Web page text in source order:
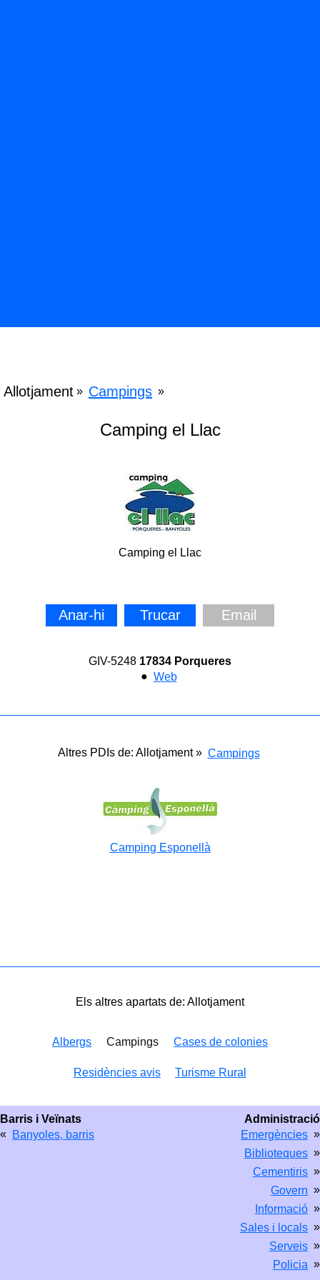
Allotjament » Campings »
Camping el Llac
Camping el Llac
Anar-hi Trucar Email
GIV-5248 17834 Porqueres
● Web
Altres PDIs de: Allotjament » Campings
Camping Esponellà
Els altres apartats de: Allotjament
Albergs Campings Cases de colonies
Residències avis Turisme Rural
Administració
Emergències »
Biblioteques »
Cementiris »
Govern »
Informació »
Sales i locals »
Serveis »
Policia »
Barris i Veïnats
« Banyoles, barris